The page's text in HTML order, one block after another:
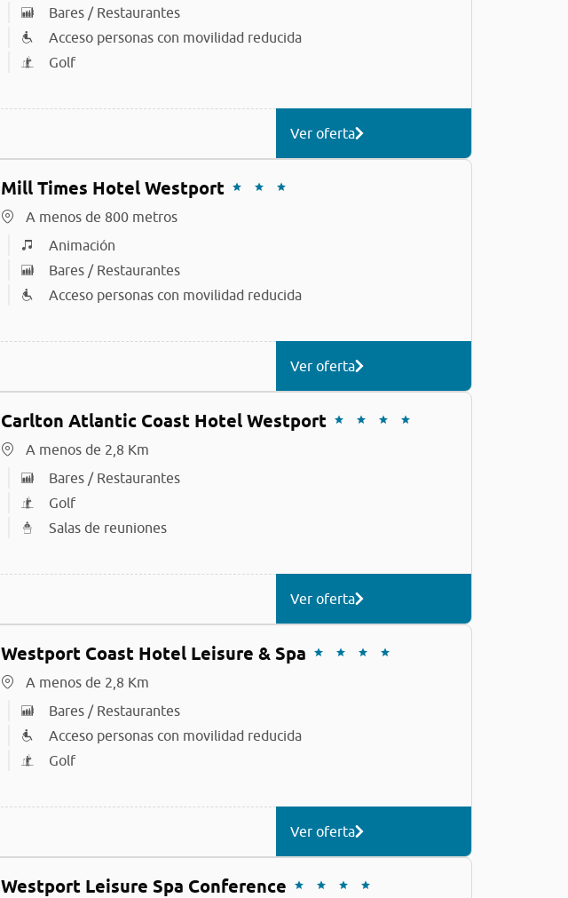
Bares / Restaurantes
Acceso personas con movilidad reducida
Golf
Ver oferta
Mill Times Hotel Westport
A menos de 800 metros
Animación
Bares / Restaurantes
Acceso personas con movilidad reducida
Ver oferta
Carlton Atlantic Coast Hotel Westport
A menos de 2,8 Km
Bares / Restaurantes
Golf
Salas de reuniones
Ver oferta
Westport Coast Hotel Leisure & Spa
A menos de 2,8 Km
Bares / Restaurantes
Acceso personas con movilidad reducida
Golf
Ver oferta
Westport Leisure Spa Conference